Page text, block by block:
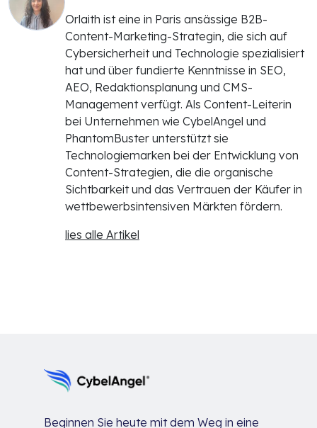
Orlaith ist eine in Paris ansässige B2B-
Content-Marketing-Strategin, die sich auf
Cybersicherheit und Technologie spezialisiert
hat und über fundierte Kenntnisse in SEO,
AEO, Redaktionsplanung und CMS-
Management verfügt. Als Content-Leiterin
bei Unternehmen wie CybelAngel und
PhantomBuster unterstützt sie
Technologiemarken bei der Entwicklung von
Content-Strategien, die die organische
Sichtbarkeit und das Vertrauen der Käufer in
wettbewerbsintensiven Märkten fördern.
lies alle Artikel
Beginnen Sie heute mit dem Weg in eine